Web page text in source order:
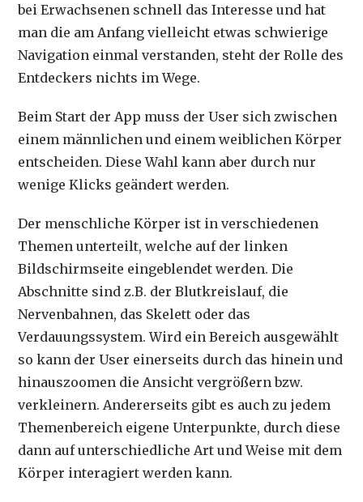
bei Erwachsenen schnell das Interesse und hat
man die am Anfang vielleicht etwas schwierige
Navigation einmal verstanden, steht der Rolle des
Entdeckers nichts im Wege.
Beim Start der App muss der User sich zwischen
einem männlichen und einem weiblichen Körper
entscheiden. Diese Wahl kann aber durch nur
wenige Klicks geändert werden.
Der menschliche Körper ist in verschiedenen
Themen unterteilt, welche auf der linken
Bildschirmseite eingeblendet werden. Die
Abschnitte sind z.B. der Blutkreislauf, die
Nervenbahnen, das Skelett oder das
Verdauungssystem. Wird ein Bereich ausgewählt
so kann der User einerseits durch das hinein und
hinauszoomen die Ansicht vergrößern bzw.
verkleinern. Andererseits gibt es auch zu jedem
Themenbereich eigene Unterpunkte, durch diese
dann auf unterschiedliche Art und Weise mit dem
Körper interagiert werden kann.